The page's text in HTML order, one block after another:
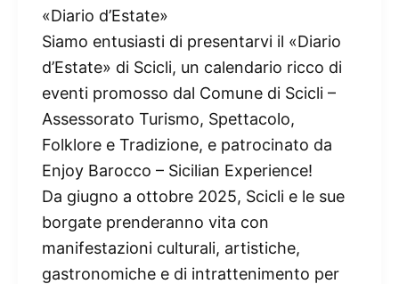
«Diario d’Estate»
Siamo entusiasti di presentarvi il «Diario
d’Estate» di Scicli, un calendario ricco di
eventi promosso dal Comune di Scicli –
Assessorato Turismo, Spettacolo,
Folklore e Tradizione, e patrocinato da
Enjoy Barocco – Sicilian Experience!
Da giugno a ottobre 2025, Scicli e le sue
borgate prenderanno vita con
manifestazioni culturali, artistiche,
gastronomiche e di intrattenimento per